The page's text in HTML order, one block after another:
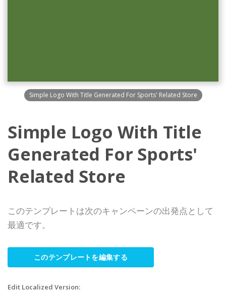
Simple Logo With Title Generated For Sports' Related Store
Simple Logo With Title
Generated For Sports'
Related Store
このテンプレートは次のキャンペーンの出発点として
最適です。
このテンプレートを編集する
Edit Localized Version: